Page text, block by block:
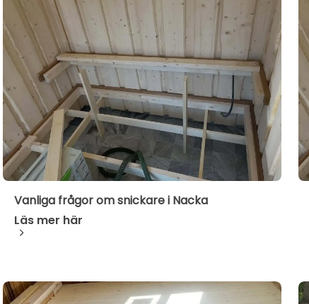
Vanliga frågor om snickare i Nacka
Läs mer här